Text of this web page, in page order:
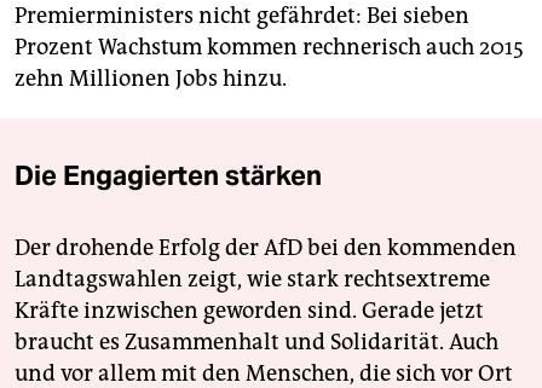
Premierministers nicht gefährdet: Bei sieben
Prozent Wachstum kommen rechnerisch auch 2015
zehn Millionen Jobs hinzu.
Die Engagierten stärken
Der drohende Erfolg der AfD bei den kommenden
Landtagswahlen zeigt, wie stark rechtsextreme
Kräfte inzwischen geworden sind. Gerade jetzt
braucht es Zusammenhalt und Solidarität. Auch
und vor allem mit den Menschen, die sich vor Ort